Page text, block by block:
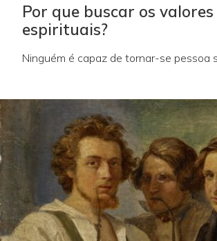
Por que buscar os valores
espirituais?
Ninguém é capaz de tornar-se pessoa